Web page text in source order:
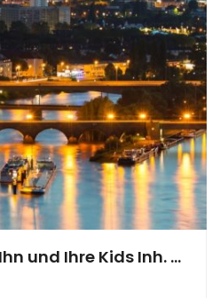
der Friesör für Sie Ihn und Ihre Kids Inh. Brigitte Kübelsbeck